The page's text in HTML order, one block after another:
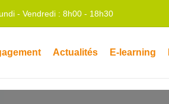
- Vendredi : 8h00 - 18h30
Actualités E-learning